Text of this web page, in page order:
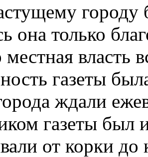
она только
местная власть
газеты
ждали
газеты был
от корки до